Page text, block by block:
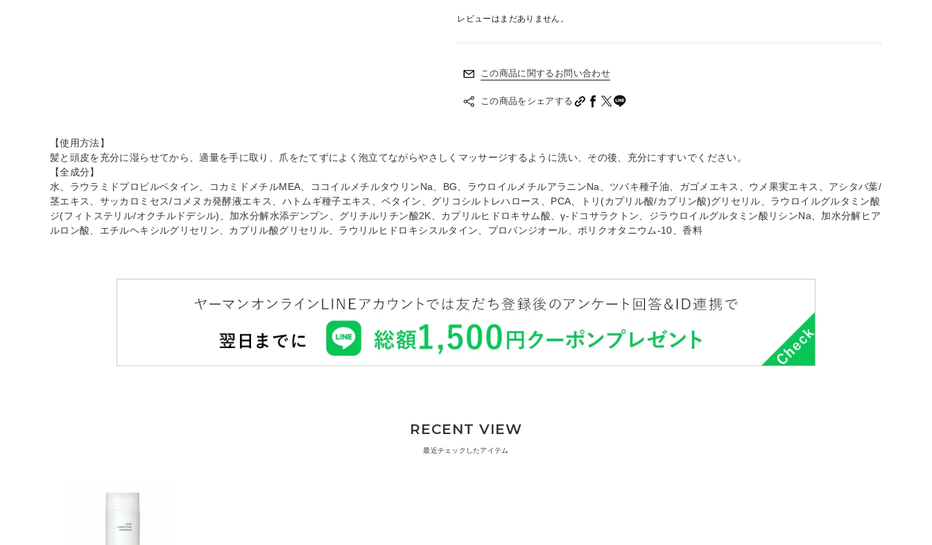
レビューはまだありません。
この商品に関するお問い合わせ
この商品をシェアする
【使用方法】
髪と頭皮を充分に湿らせてから、適量を手に取り、爪をたてずによく泡立てながらやさしくマッサージするように洗い、その後、充分にすすいでください。
【全成分】
水、ラウラミドプロピルベタイン、コカミドメチルMEA、ココイルメチルタウリンNa、BG、ラウロイルメチルアラニンNa、ツバキ種子油、ガゴメエキス、ウメ果実エキス、アシタバ葉/
茎エキス、サッカロミセス/コメヌカ発酵液エキス、ハトムギ種子エキス、ベタイン、グリコシルトレハロース、PCA、トリ(カプリル酸/カプリン酸)グリセリル、ラウロイルグルタミン酸
ジ(フィトステリル/オクチルドデシル)、加水分解水添デンプン、グリチルリチン酸2K、カプリルヒドロキサム酸、γ-ドコサラクトン、ジラウロイルグルタミン酸リシンNa、加水分解ヒア
ルロン酸、エチルヘキシルグリセリン、カプリル酸グリセリル、ラウリルヒドロキシスルタイン、プロパンジオール、ポリクオタニウム-10、香料
RECENT VIEW
最近チェックしたアイテム